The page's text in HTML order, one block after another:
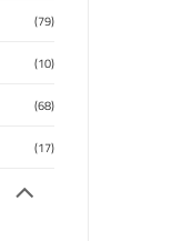
(79)
(10)
(68)
(17)